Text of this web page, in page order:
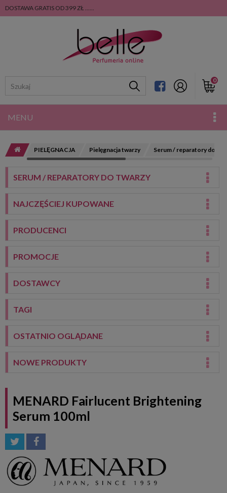
DOSTAWA GRATIS OD 399 ZŁ ......
0
MENU
PIELĘGNACJA Pielęgnacja twarzy Serum / reparatory do
SERUM / REPARATORY DO TWARZY
NAJCZĘŚCIEJ KUPOWANE
PRODUCENCI
PROMOCJE
DOSTAWCY
TAGI
OSTATNIO OGLĄDANE
NOWE PRODUKTY
MENARD Fairlucent Brightening
Serum 100ml